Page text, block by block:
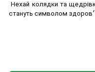
Нехай колядки та